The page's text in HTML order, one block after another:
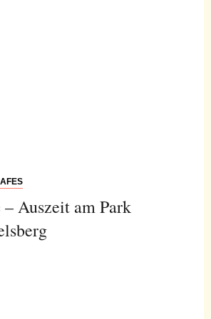
Auszeit am Park